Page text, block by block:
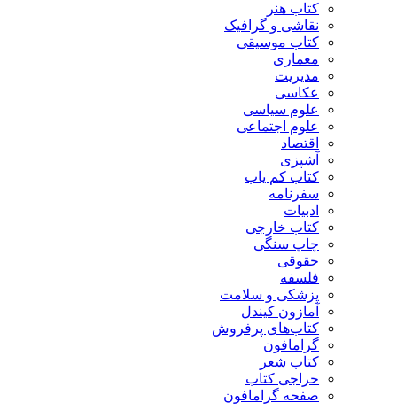
کتاب هنر
نقاشی و گرافیک
کتاب موسیقی
معماری
مدیریت
عکاسی
علوم سیاسی
علوم اجتماعی
اقتصاد
آشپزی
کتاب کم یاب
سفرنامه
ادبیات
کتاب خارجی
چاپ سنگی
حقوقی
فلسفه
پزشکی و سلامت
آمازون کیندل
کتاب‌های پرفروش
گرامافون
کتاب شعر
حراجی کتاب
صفحه گرامافون